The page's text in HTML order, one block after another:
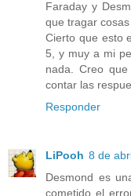
Faraday y
que tragar
Cierto que esto
5, y muy a mi
nada. Creo
contar las
Responder
LiPooh 8 de
Desmond es
cometido el